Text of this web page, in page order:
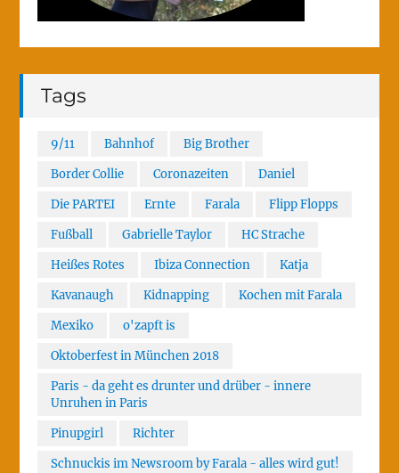
Tags
9/11 Bahnhof
Big Brother
Border Collie
Coronazeiten
Daniel
Die PARTEI
Ernte Farala
Flipp Flopps
Fußball
Gabrielle Taylor
HC Strache
Heißes Rotes
Ibiza Connection
Katja
Kavanaugh
Kidnapping
Kochen mit Farala
Mexiko
o'zapft is
Oktoberfest in München 2018
Paris - da geht es drunter und drüber - innere
Unruhen in Paris
Pinupgirl
Richter
Schnuckis im Newsroom by Farala - alles wird gut!